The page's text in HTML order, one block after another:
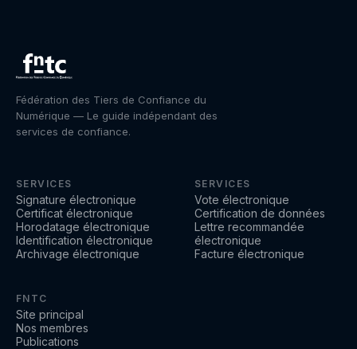
Fédération des Tiers de Confiance du
Numérique — Le guide indépendant des
services de confiance.
SERVICES
Signature électronique
Certificat électronique
Horodatage électronique
Identification électronique
Archivage électronique
SERVICES
Vote électronique
Certification de données
Lettre recommandée
électronique
Facture électronique
FNTC
Site principal
Nos membres
Publications